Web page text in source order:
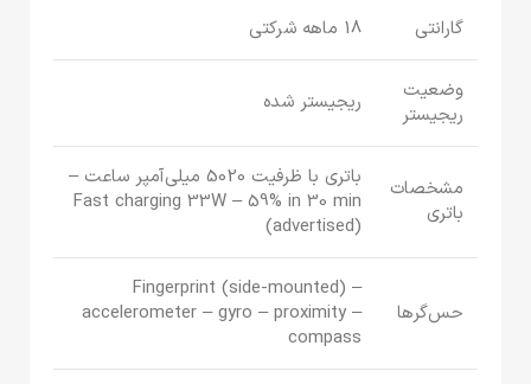
گارانتی 18 ماهه شرکتی
وضعیت
ریجیستر
ریجیستر شده
مشخصات
باتری
باتری با ظرفیت 5020 میلی‌آمپر ساعت –
Fast charging 33W – 59% in 30 min
(advertised)
حس‌گرها
Fingerprint (side-mounted) –
accelerometer – gyro – proximity –
compass